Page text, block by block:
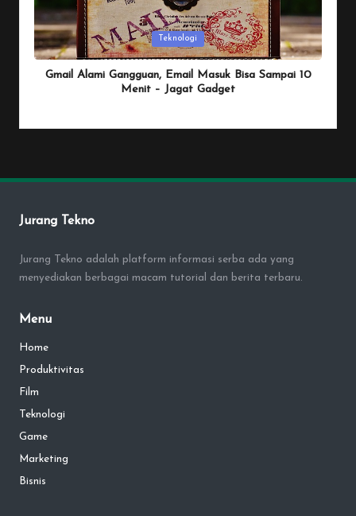
Posted
in
Teknologi
Gmail Alami Gangguan, Email Masuk Bisa Sampai 10
Menit – Jagat Gadget
Jurang Tekno
Jurang Tekno adalah platform informasi serba ada yang
menyediakan berbagai macam tutorial dan berita terbaru.
Menu
Home
Produktivitas
Film
Teknologi
Game
Marketing
Bisnis